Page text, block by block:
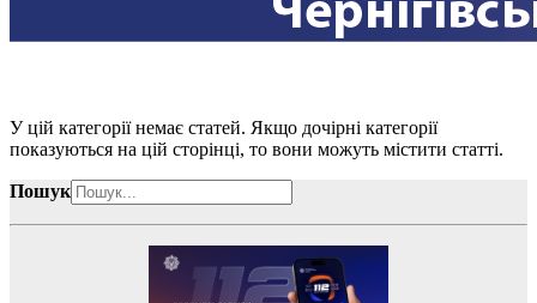
У цій категорії немає статей. Якщо дочірні категорії
показуються на цій сторінці, то вони можуть містити статті.
Пошук